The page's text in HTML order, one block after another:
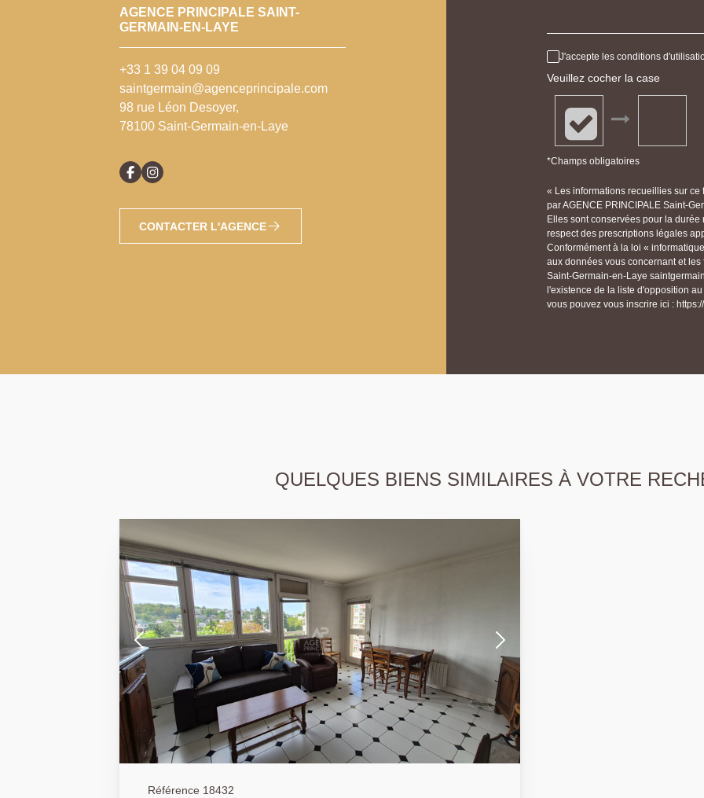
AGENCE PRINCIPALE SAINT-
GERMAIN-EN-LAYE
+33 1 39 04 09 09
saintgermain@agenceprincipale.com
98 rue Léon Desoyer,
78100 Saint-Germain-en-Laye
CONTACTER L'AGENCE
J'accepte les conditions
Veuillez cocher la case
*Champs obligatoires
« Les informations recueillies sur
par AGENCE PRINCIPALE Saint-
Elles sont conservées pour la
respect des prescriptions légales
Conformément à la loi «
aux données vous concernant et
Saint-Germain-en-Laye
l'existence de la liste d'opposition
vous pouvez vous inscrire ici :
QUELQUES BIENS SIMILAIRES À VOTRE
Référence 18432